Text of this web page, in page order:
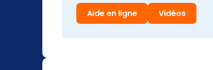
Aide en ligne Vidéos